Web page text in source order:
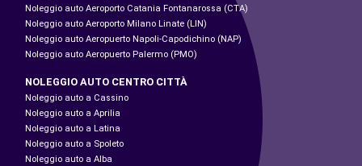
Noleggio auto Aeroporto Catania Fontanarossa (CTA)
Noleggio auto Aeroporto Milano Linate (LIN)
Noleggio auto Aeropuerto Napoli-Capodichino (NAP)
Noleggio auto Aeropuerto Palermo (PMO)
NOLEGGIO AUTO CENTRO CITTÀ
Noleggio auto a Cassino
Noleggio auto a Aprilia
Noleggio auto a Latina
Noleggio auto a Spoleto
Noleggio auto a Alba